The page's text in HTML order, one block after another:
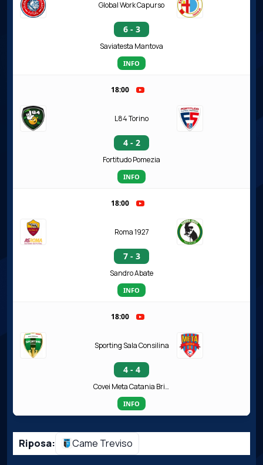
Global Work Capurso
6 - 3
Saviatesta Mantova
INFO
18:00
L84 Torino
4 - 2
Fortitudo Pomezia
INFO
18:00
Roma 1927
7 - 3
Sandro Abate
INFO
18:00
Sporting Sala Consilina
4 - 4
Covei Meta Catania Bricocity
INFO
Riposa: Came Treviso